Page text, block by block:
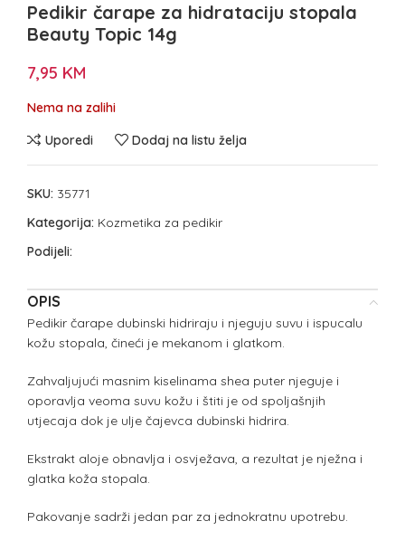
Pedikir čarape za hidrataciju stopala
Beauty Topic 14g
7,95 KM
Nema na zalihi
Uporedi
Dodaj na listu želja
SKU: 35771
Kategorija: Kozmetika za pedikir
Podijeli:
OPIS
Pedikir čarape dubinski hidriraju i njeguju suvu i ispucalu
kožu stopala, čineći je mekanom i glatkom.
Zahvaljujući masnim kiselinama shea puter njeguje i
oporavlja veoma suvu kožu i štiti je od spoljašnjih
utjecaja dok je ulje čajevca dubinski hidrira.
Ekstrakt aloje obnavlja i osvježava, a rezultat je nježna i
glatka koža stopala.
Pakovanje sadrži jedan par za jednokratnu upotrebu.